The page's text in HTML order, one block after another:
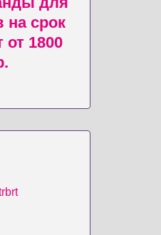
на срок
от 1800